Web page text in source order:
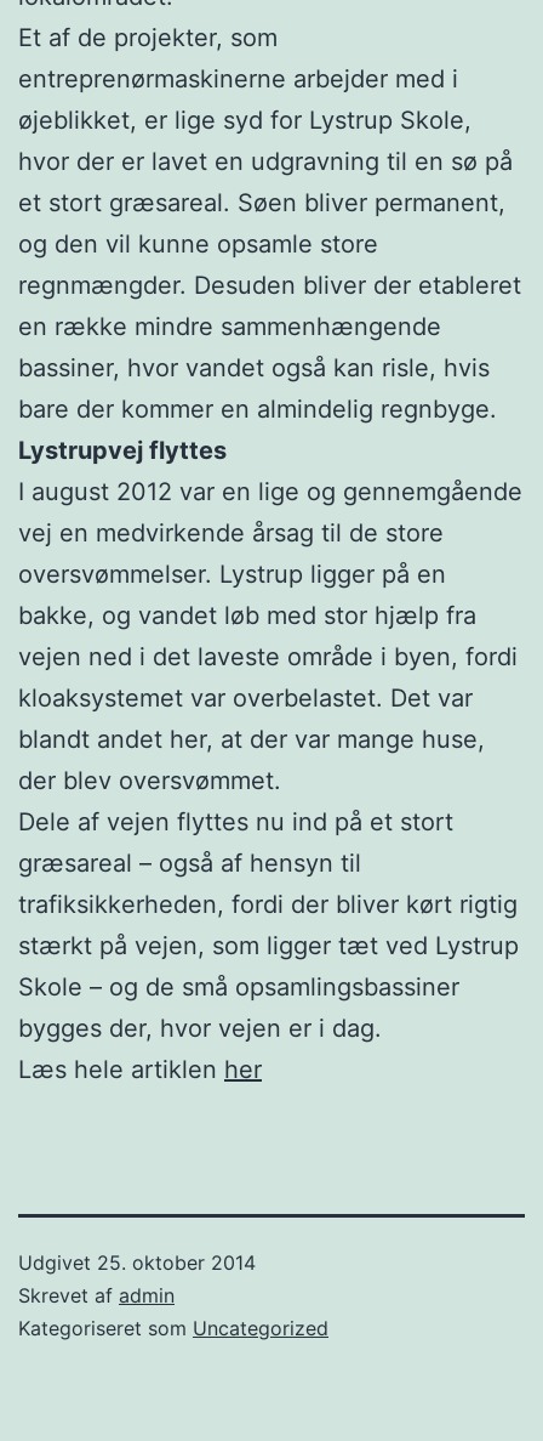
Et af de projekter, som
entreprenørmaskinerne arbejder med i
øjeblikket, er lige syd for Lystrup Skole,
hvor der er lavet en udgravning til en sø på
et stort græsareal. Søen bliver permanent,
og den vil kunne opsamle store
regnmængder. Desuden bliver der etableret
en række mindre sammenhængende
bassiner, hvor vandet også kan risle, hvis
bare der kommer en almindelig regnbyge.
Lystrupvej flyttes
I august 2012 var en lige og gennemgående
vej en medvirkende årsag til de store
oversvømmelser. Lystrup ligger på en
bakke, og vandet løb med stor hjælp fra
vejen ned i det laveste område i byen, fordi
kloaksystemet var overbelastet. Det var
blandt andet her, at der var mange huse,
der blev oversvømmet.
Dele af vejen flyttes nu ind på et stort
græsareal – også af hensyn til
trafiksikkerheden, fordi der bliver kørt rigtig
stærkt på vejen, som ligger tæt ved Lystrup
Skole – og de små opsamlingsbassiner
bygges der, hvor vejen er i dag.
Læs hele artiklen her
Udgivet 25. oktober 2014
Skrevet af admin
Kategoriseret som Uncategorized